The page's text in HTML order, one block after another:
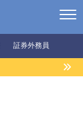
証券外務員